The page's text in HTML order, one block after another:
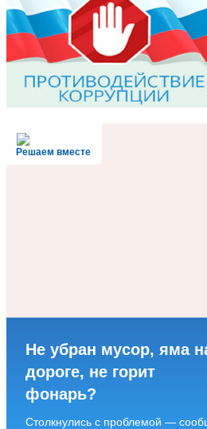
Решаем вместе
Не убран мусор, яма
дороге, не горит
фонарь?
Столкнулись с проблемой —